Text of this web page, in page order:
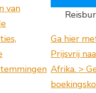
van
Ga hier
Prijsvrij
Afrika. >